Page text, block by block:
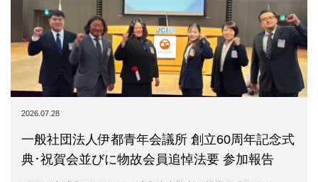
一般社団法人伊都青年会議所 創立60周年記念式
典･祝賀会並びに物故会員追悼法要 参加報告
7月4日(土)高野町にあります高野山大学 松下講堂黎明館にて、一
般社団法人 伊都青年会議所 創立6…